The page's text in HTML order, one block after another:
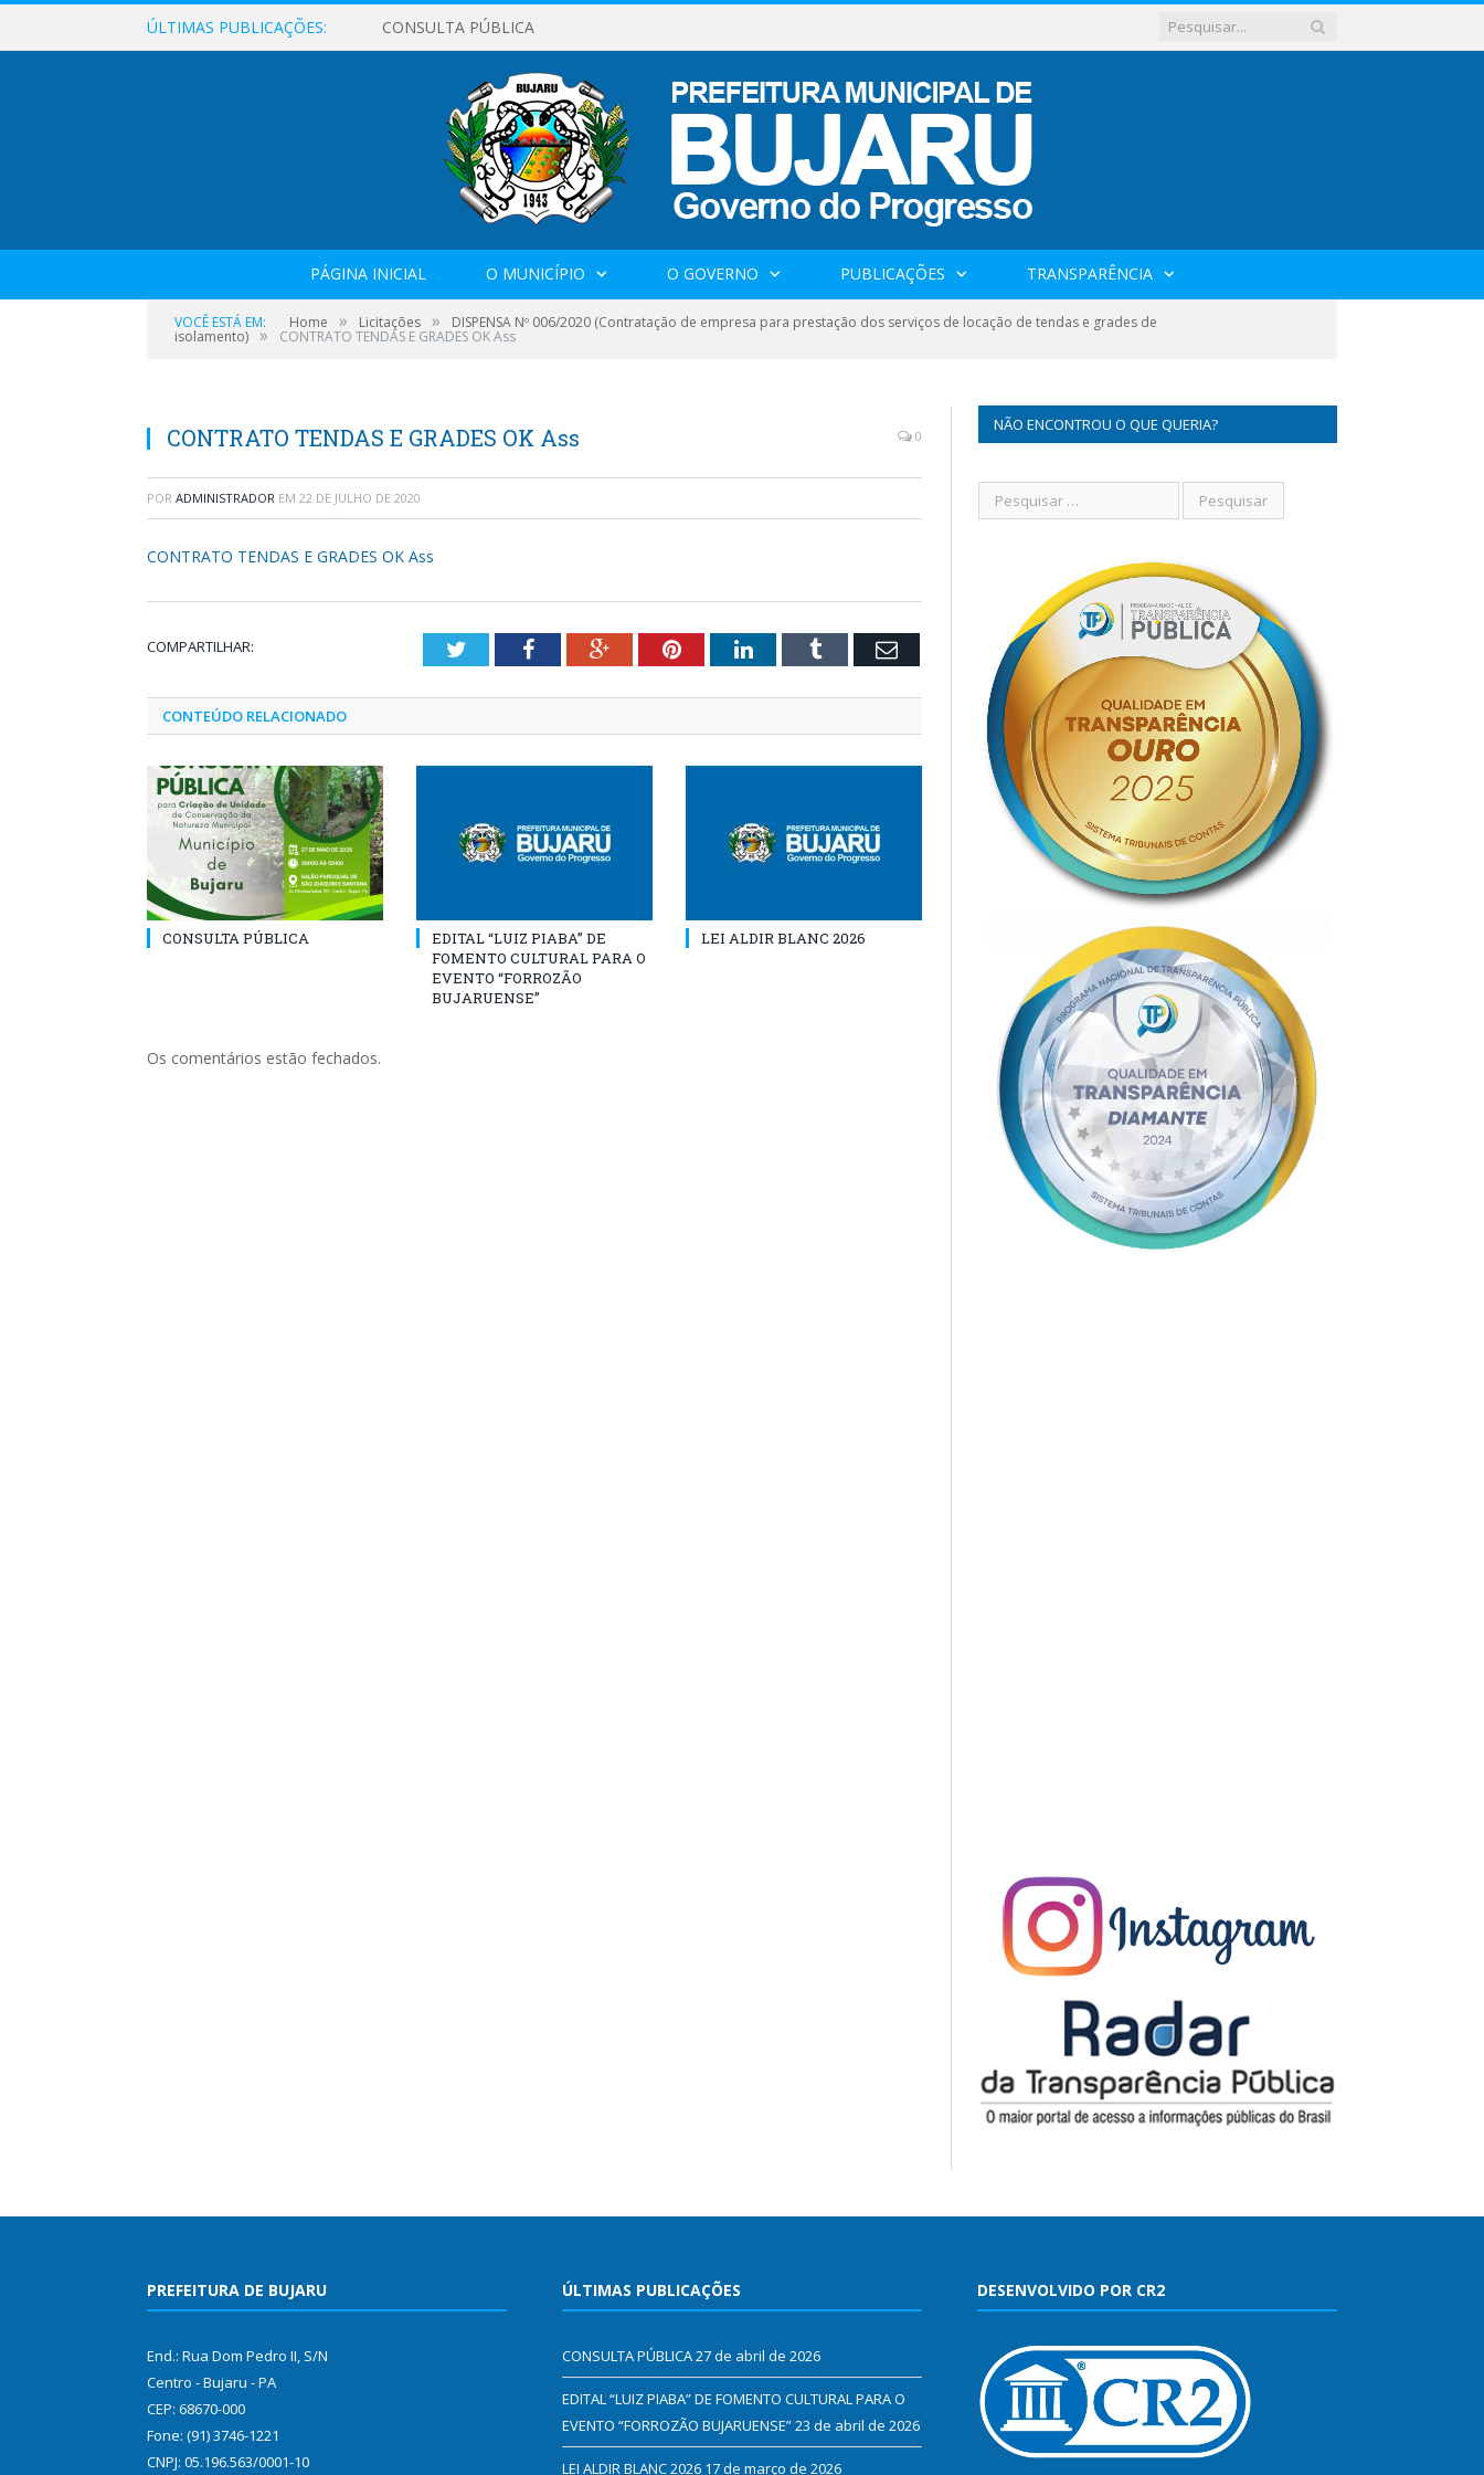
ÚLTIMAS PUBLICAÇÕES: CONSULTA PÚBLICA
PÁGINA INICIAL O MUNICÍPIO O GOVERNO PUBLICAÇÕES TRANSPARÊNCIA
VOCÊ ESTÁ EM: Home » Licitações » DISPENSA Nº 006/2020 (Contratação de empresa para prestação dos serviços de locação de tendas e grades de
isolamento) » CONTRATO TENDAS E GRADES OK Ass
CONTRATO TENDAS E GRADES OK Ass 0
POR ADMINISTRADOR EM 22 DE JULHO DE 2020
CONTRATO TENDAS E GRADES OK Ass
COMPARTILHAR: TwitterFacebookGoogle+PinterestLinkedInTumblr Email
CONTEÚDO RELACIONADO
CONSULTA PÚBLICA
EDITAL “LUIZ PIABA” DE
FOMENTO CULTURAL PARA O
EVENTO “FORROZÃO
BUJARUENSE”
LEI ALDIR BLANC 2026
Os comentários estão fechados.
NÃO ENCONTROU O QUE QUERIA?
PREFEITURA DE BUJARU
End.: Rua Dom Pedro II, S/N
Centro - Bujaru - PA
CEP: 68670-000
Fone: (91) 3746-1221
CNPJ: 05.196.563/0001-10
ÚLTIMAS PUBLICAÇÕES
CONSULTA PÚBLICA27 de abril de 2026
EDITAL “LUIZ PIABA” DE FOMENTO CULTURAL PARA O
EVENTO “FORROZÃO BUJARUENSE”23 de abril de 2026
LEI ALDIR BLANC 2026 17 de março de 2026
DESENVOLVIDO POR CR2